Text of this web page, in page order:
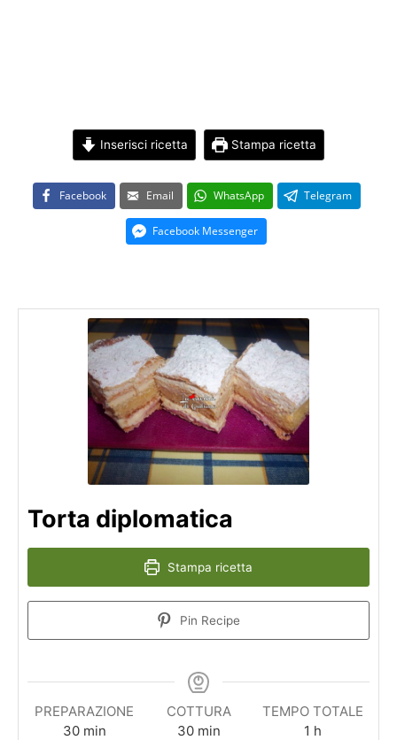
Inserisci ricetta Stampa ricetta
Facebook Email WhatsApp Telegram
Facebook Messenger
Torta diplomatica
Stampa ricetta
Pin Recipe
PREPARAZIONE
30minuti
min
COTTURA
30minuti
min
TEMPO TOTALE
1 ora
h